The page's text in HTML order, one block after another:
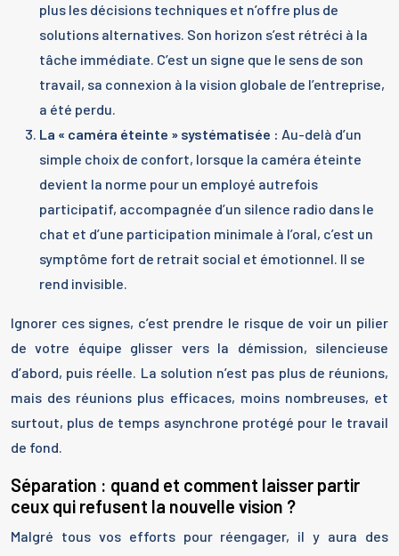
plus les décisions techniques et n’offre plus de
solutions alternatives. Son horizon s’est rétréci à la
tâche immédiate. C’est un signe que le sens de son
travail, sa connexion à la vision globale de l’entreprise,
a été perdu.
La « caméra éteinte » systématisée : Au-delà d’un
simple choix de confort, lorsque la caméra éteinte
devient la norme pour un employé autrefois
participatif, accompagnée d’un silence radio dans le
chat et d’une participation minimale à l’oral, c’est un
symptôme fort de retrait social et émotionnel. Il se
rend invisible.
Ignorer ces signes, c’est prendre le risque de voir un pilier
de votre équipe glisser vers la démission, silencieuse
d’abord, puis réelle. La solution n’est pas plus de réunions,
mais des réunions plus efficaces, moins nombreuses, et
surtout, plus de temps asynchrone protégé pour le travail
de fond.
Séparation : quand et comment laisser partir
ceux qui refusent la nouvelle vision ?
Malgré tous vos efforts pour réengager, il y aura des